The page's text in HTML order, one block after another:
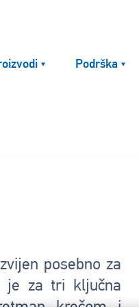
Podrška
posebno za
je za tri ključna